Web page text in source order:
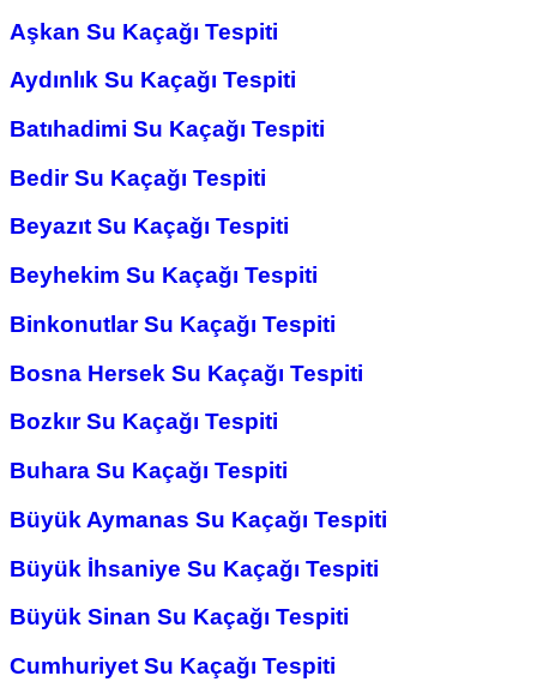
Aşkan Su Kaçağı Tespiti
Aydınlık Su Kaçağı Tespiti
Batıhadimi Su Kaçağı Tespiti
Bedir Su Kaçağı Tespiti
Beyazıt Su Kaçağı Tespiti
Beyhekim Su Kaçağı Tespiti
Binkonutlar Su Kaçağı Tespiti
Bosna Hersek Su Kaçağı Tespiti
Bozkır Su Kaçağı Tespiti
Buhara Su Kaçağı Tespiti
Büyük Aymanas Su Kaçağı Tespiti
Büyük İhsaniye Su Kaçağı Tespiti
Büyük Sinan Su Kaçağı Tespiti
Cumhuriyet Su Kaçağı Tespiti